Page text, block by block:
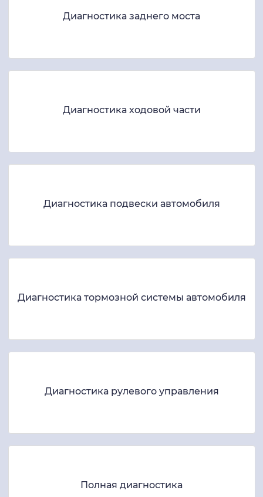
Диагностика заднего моста
Диагностика ходовой части
Диагностика подвески автомобиля
Диагностика тормозной системы автомобиля
Диагностика рулевого управления
Полная диагностика